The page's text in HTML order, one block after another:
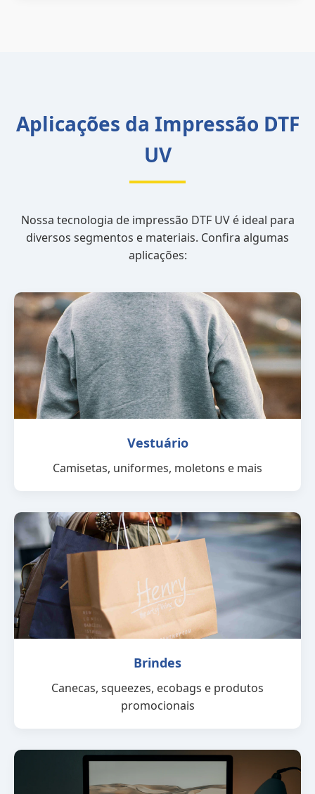
Aplicações da Impressão DTF
UV
Nossa tecnologia de impressão DTF UV é ideal para
diversos segmentos e materiais. Confira algumas
aplicações:
Vestuário
Camisetas, uniformes, moletons e mais
Brindes
Canecas, squeezes, ecobags e produtos
promocionais